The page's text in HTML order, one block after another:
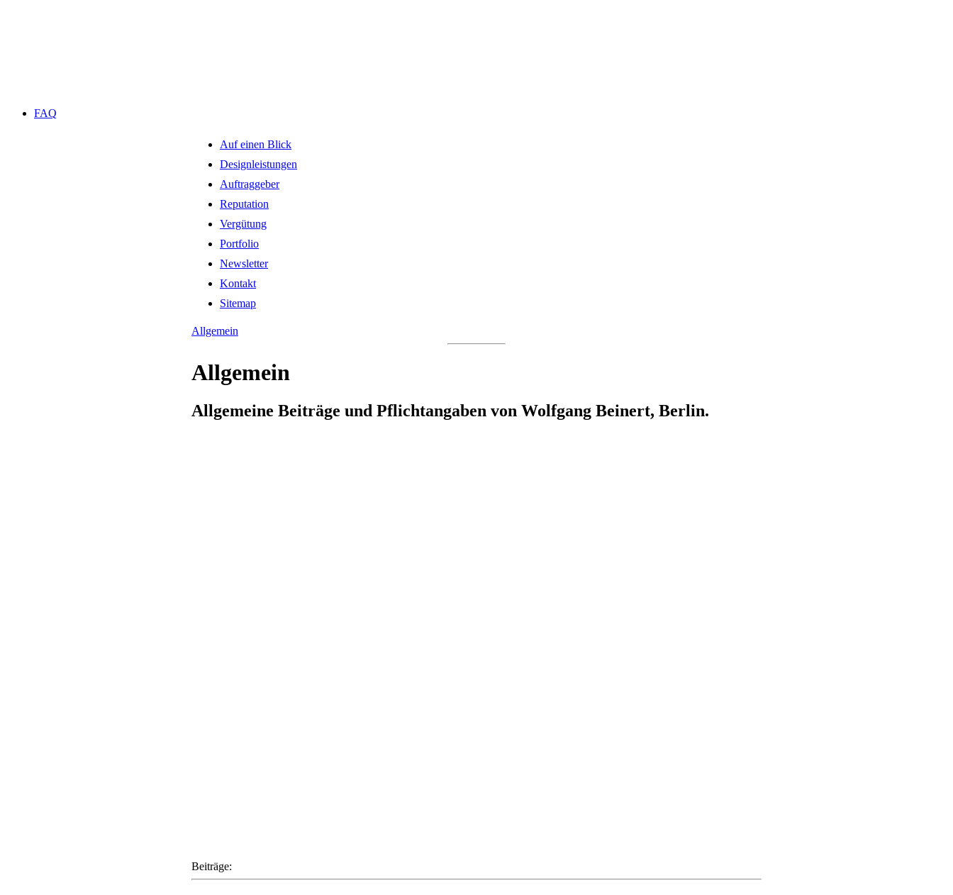
FAQ
Auf einen Blick
Designleistungen
Auftraggeber
Reputation
Vergütung
Portfolio
Newsletter
Kontakt
Sitemap
Allgemein
Allgemein
Allgemeine Beiträge und Pflichtangaben von Wolfgang Beinert, Berlin.
Beiträge: